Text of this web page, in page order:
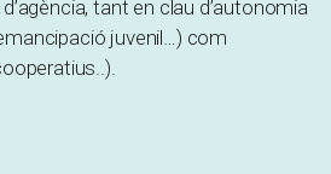
tant en clau d’autonomia
juvenil…) com